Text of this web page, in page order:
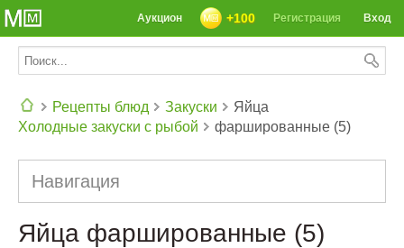
Вход
Регистрация
+100
Аукцион
Рецепты блюд
Закуски
Холодные закуски с рыбой
Яйца
фаршированные (5)
Навигация
Яйца фаршированные (5)